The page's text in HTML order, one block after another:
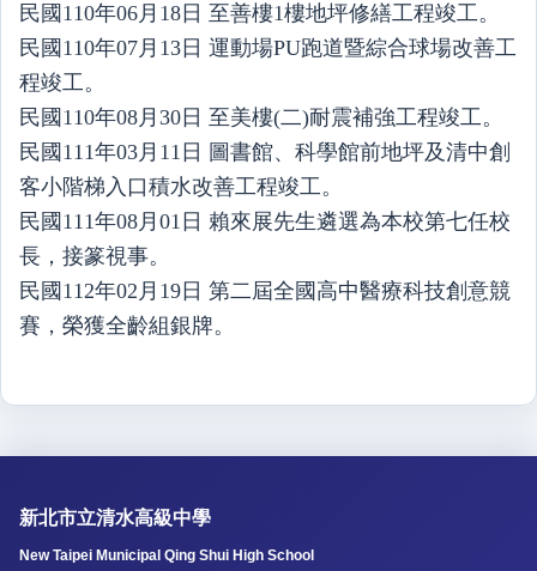
民國110年06月18日 至善樓1樓地坪修繕工程竣工。
民國110年07月13日 運動場PU跑道暨綜合球場改善工
程竣工。
民國110年08月30日 至美樓(二)耐震補強工程竣工。
民國111年03月11日 圖書館、科學館前地坪及清中創
客小階梯入口積水改善工程竣工。
民國111年08月01日 賴來展先生遴選為本校第七任校
長，接篆視事。
民國112年02月19日 第二屆全國高中醫療科技創意競
賽，榮獲全齡組銀牌。
新北市立清水高級中學
New Taipei Municipal Qing Shui High School